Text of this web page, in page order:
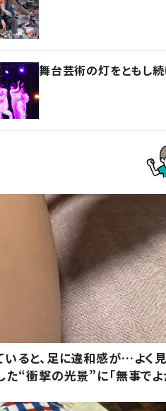
舞台芸術の灯をともし
いると、足に違和感が…よく
“衝撃の光景”に「無事でよ